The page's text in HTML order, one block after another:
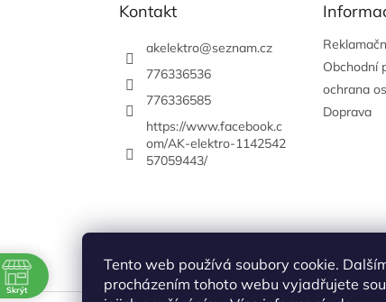
Tento web používá soubory cookie.
procházením tohoto webu vyjadřujete
Kontakt
akelektro@seznam.cz
776336536
776336585
https://www.facebook.c
om/AK-elektro-1142542
57059443/
Obchodní
ochrana
Doprava
Skrýt